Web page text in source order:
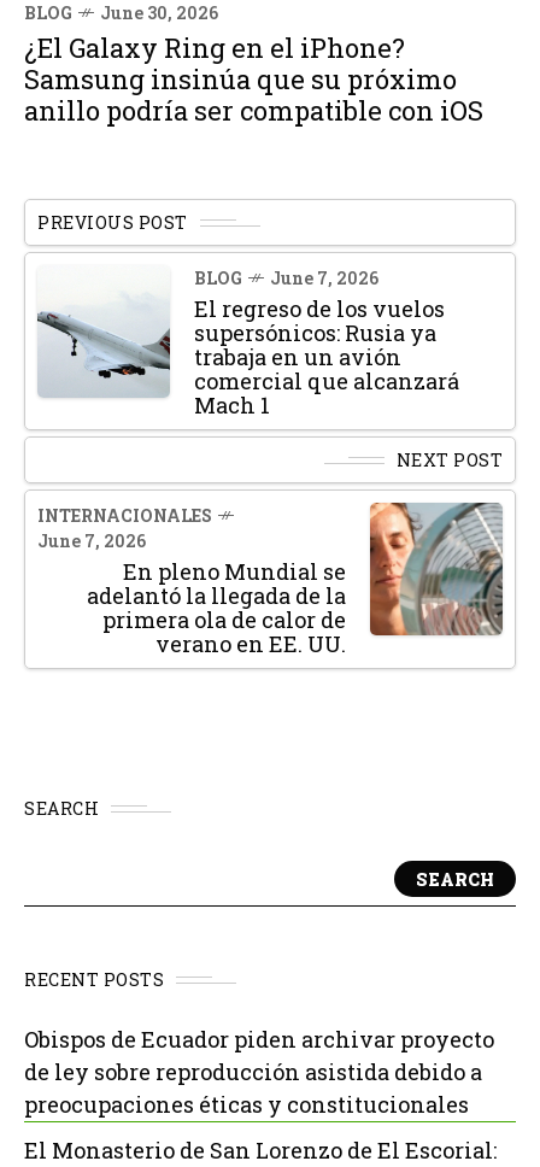
BLOG June 30, 2026
¿El Galaxy Ring en el iPhone?
Samsung insinúa que su próximo
anillo podría ser compatible con iOS
PREVIOUS POST
BLOG June 7, 2026
El regreso de los vuelos
supersónicos: Rusia ya
trabaja en un avión
comercial que alcanzará
Mach 1
NEXT POST
INTERNACIONALES
June 7, 2026
En pleno Mundial se
adelantó la llegada de la
primera ola de calor de
verano en EE. UU.
SEARCH
SEARCH
RECENT POSTS
Obispos de Ecuador piden archivar proyecto
de ley sobre reproducción asistida debido a
preocupaciones éticas y constitucionales
El Monasterio de San Lorenzo de El Escorial: